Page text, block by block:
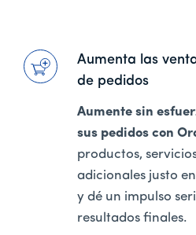
Aumenta las
de pedidos
Aumente sin
sus pedidos con
productos,
adicionales justo
y dé un impulso
resultados finales.